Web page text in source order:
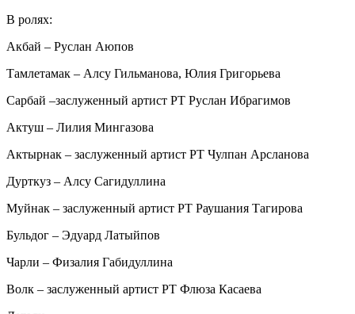
В ролях:
Акбай – Руслан Аюпов
Тамлетамак – Алсу Гильманова, Юлия Григорьева
Сарбай –заслуженный артист РТ Руслан Ибрагимов
Актуш – Лилия Мингазова
Актырнак – заслуженный артист РТ Чулпан Арсланова
Дурткуз – Алсу Сагидуллина
Муйнак – заслуженный артист РТ Раушания Тагирова
Бульдог – Эдуард Латыйпов
Чарли – Физалия Габидуллина
Волк – заслуженный артист РТ Флюза Касаева